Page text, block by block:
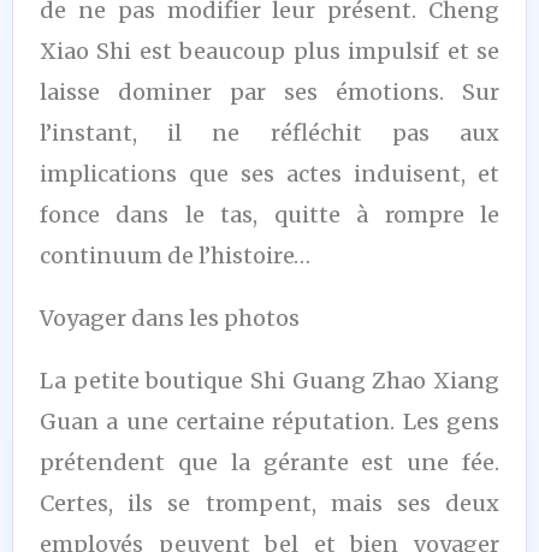
de ne pas modifier leur présent. Cheng
Xiao Shi est beaucoup plus impulsif et se
laisse dominer par ses émotions. Sur
l’instant, il ne réfléchit pas aux
implications que ses actes induisent, et
fonce dans le tas, quitte à rompre le
continuum de l’histoire…
Voyager dans les photos
La petite boutique Shi Guang Zhao Xiang
Guan a une certaine réputation. Les gens
prétendent que la gérante est une fée.
Certes, ils se trompent, mais ses deux
employés peuvent bel et bien voyager